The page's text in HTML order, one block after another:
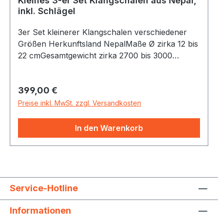
inkl. Schlägel
3er Set kleinerer Klangschalen verschiedener
Größen Herkunftsland NepalMaße Ø zirka 12 bis
22 cmGesamtgewicht zirka 2700 bis 3000
gehören zwei Schlägel Einzelgewichte zirka
1300 bis 1700 Gramm 700 bis 1000 Gramm400
Regulärer Preis:
399,00 €
Preise inkl. MwSt. zzgl. Versandkosten
In den Warenkorb
Service-Hotline
Informationen